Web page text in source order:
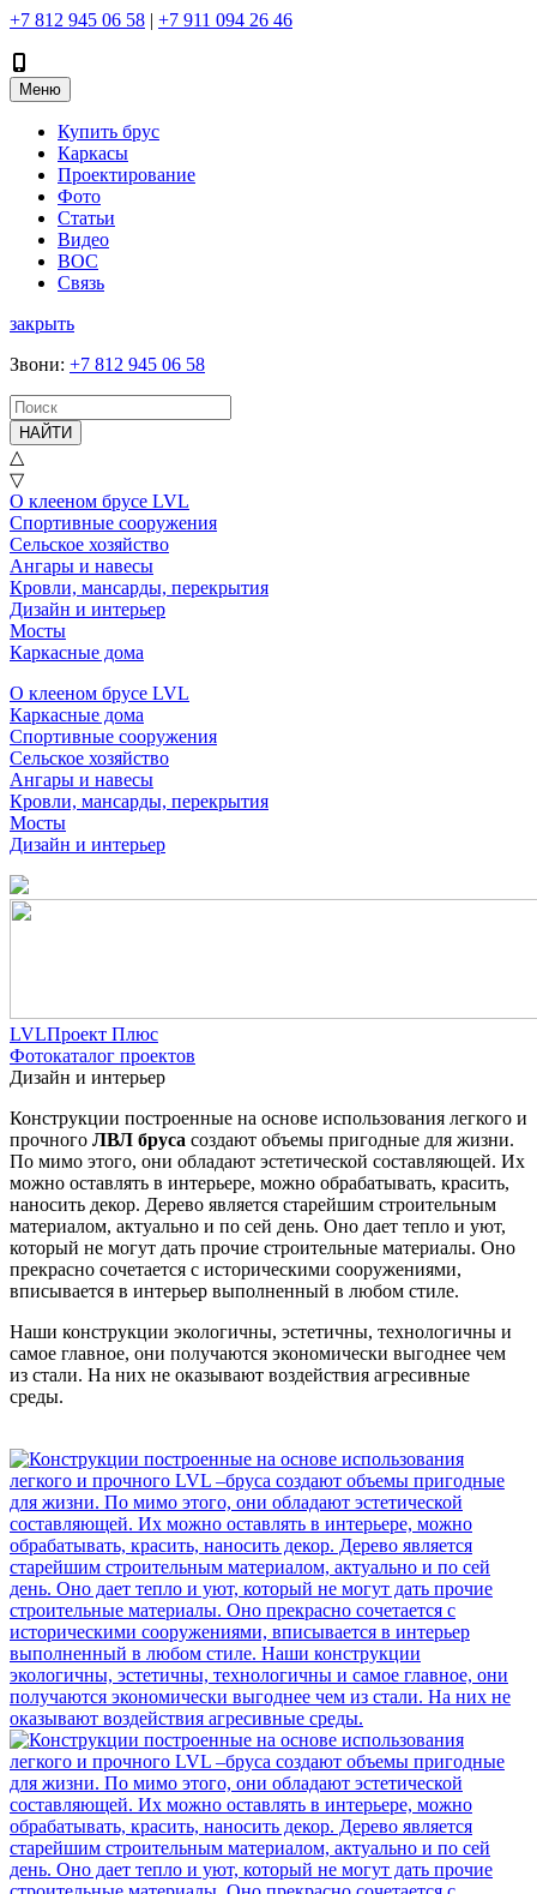
+7 812 945 06 58 | +7 911 094 26 46
Меню
Купить брус
Каркасы
Проектирование
Фото
Статьи
Видео
ВОС
Связь
закрыть
Звони: +7 812 945 06 58
НАЙТИ
△
▽
О клееном брусе LVL
Спортивные сооружения
Сельское хозяйство
Ангары и навесы
Кровли, мансарды, перекрытия
Дизайн и интерьер
Мосты
Каркасные дома
О клееном брусе LVL
Каркасные дома
Спортивные сооружения
Сельское хозяйство
Ангары и навесы
Кровли, мансарды, перекрытия
Мосты
Дизайн и интерьер
LVLПроект Плюс
Фотокаталог проектов
Дизайн и интерьер
Конструкции построенные на основе использования легкого и
прочного ЛВЛ бруса создают объемы пригодные для жизни.
По мимо этого, они обладают эстетической составляющей. Их
можно оставлять в интерьере, можно обрабатывать, красить,
наносить декор. Дерево является старейшим строительным
материалом, актуально и по сей день. Оно дает тепло и уют,
который не могут дать прочие строительные материалы. Оно
прекрасно сочетается с историческими сооружениями,
вписывается в интерьер выполненный в любом стиле.
Наши конструкции экологичны, эстетичны, технологичны и
самое главное, они получаются экономически выгоднее чем
из стали. На них не оказывают воздействия агресивные
среды.